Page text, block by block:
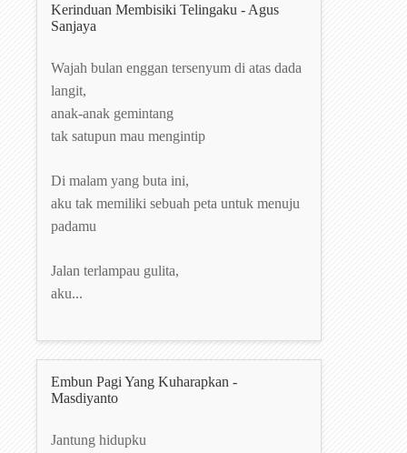
Kerinduan Membisiki Telingaku - Agus
Sanjaya
Wajah bulan enggan tersenyum di atas dada
langit,
anak-anak gemintang
tak satupun mau mengintip
Di malam yang buta ini,
aku tak memiliki sebuah peta untuk menuju
padamu
Jalan terlampau gulita,
aku...
Embun Pagi Yang Kuharapkan -
Masdiyanto
Jantung hidupku